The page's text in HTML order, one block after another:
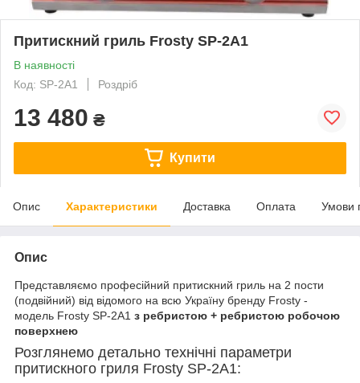
Притискний гриль Frosty SP-2A1
В наявності
Код: SP-2A1
Роздріб
13 480 ₴
Купити
Опис Характеристики Доставка Оплата Умови
Опис
Представляємо професійний притискний гриль на 2 пости
(подвійний) від відомого на всю Україну бренду Frosty -
модель Frosty SP-2A1 з ребристою + ребристою робочою
поверхнею
Розглянемо детально технічні параметри
притискного гриля Frosty SP-2A1: